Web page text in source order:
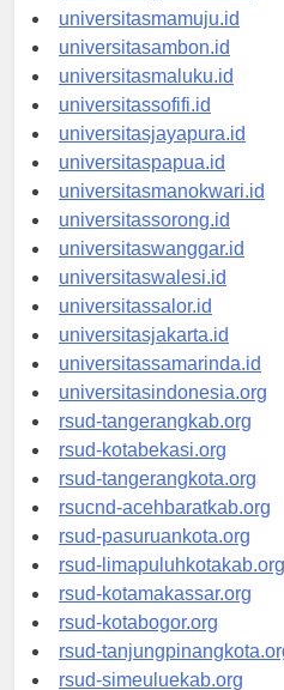
universitasgorontalo.id
universitasmamuju.id
universitasambon.id
universitasmaluku.id
universitassofifi.id
universitasjayapura.id
universitaspapua.id
universitasmanokwari.id
universitassorong.id
universitaswanggar.id
universitaswalesi.id
universitassalor.id
universitasjakarta.id
universitassamarinda.id
universitasindonesia.org
rsud-tangerangkab.org
rsud-kotabekasi.org
rsud-tangerangkota.org
rsucnd-acehbaratkab.org
rsud-pasuruankota.org
rsud-limapuluhkotakab.org
rsud-kotamakassar.org
rsud-kotabogor.org
rsud-tanjungpinangkota.org